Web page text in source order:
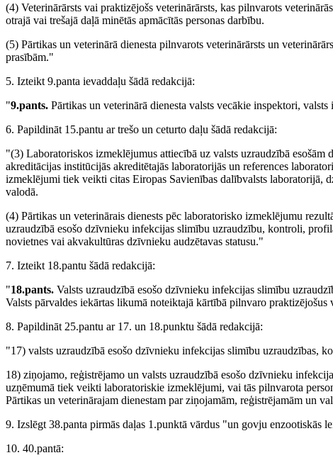
(4) Veterinārārsts vai praktizējošs veterinārārsts, kas pilnvarots
otrajā vai trešajā daļā minētās apmācītās personas darbību.
(5) Pārtikas un veterinārā dienesta pilnvarots veterinārārsts un
prasībām."
5. Izteikt 9.panta ievaddaļu šādā redakcijā:
"9.pants. Pārtikas un veterinārā dienesta valsts vecākie inspektori,
6. Papildināt 15.pantu ar trešo un ceturto daļu šādā redakcijā:
"(3) Laboratoriskos izmeklējumus attiecībā uz valsts uzraudzībā
akreditācijas institūcijās akreditētajās laboratorijās un references
izmeklējumi tiek veikti citas Eiropas Savienības dalībvalsts laboratorijā,
valodā.
(4) Pārtikas un veterinārais dienests pēc laboratorisko izmeklējumu
uzraudzībā esošo dzīvnieku infekcijas slimību uzraudzību, kontroli,
novietnes vai akvakultūras dzīvnieku audzētavas statusu."
7. Izteikt 18.pantu šādā redakcijā:
"18.pants. Valsts uzraudzībā esošo dzīvnieku infekcijas slimību
Valsts pārvaldes iekārtas likumā noteiktajā kārtībā pilnvaro praktizējošus
8. Papildināt 25.pantu ar 17. un 18.punktu šādā redakcijā:
"17) valsts uzraudzībā esošo dzīvnieku infekcijas slimību uzraudzības,
18) ziņojamo, reģistrējamo un valsts uzraudzībā esošo dzīvnieku
uzņēmumā tiek veikti laboratoriskie izmeklējumi, vai tās pilnvarota
Pārtikas un veterinārajam dienestam par ziņojamām, reģistrējamām un
9. Izslēgt 38.panta pirmās daļas 1.punktā vārdus "un govju enzootiskās
10. 40.pantā: